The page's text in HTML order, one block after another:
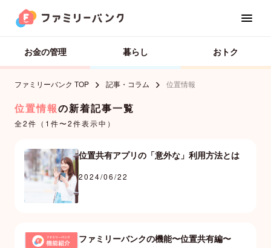
家族カード
お金の管理
カレンダー
位置共有
お金の管理 暮らし おトク
ファミリーバンク TOP 記事・コラム 位置情報
位置情報の新着記事一覧
全2件（1件〜2件表示中）
位置共有アプリの「意外な」利用方法とは
2024/06/22
ファミリーバンクの機能〜位置共有編〜